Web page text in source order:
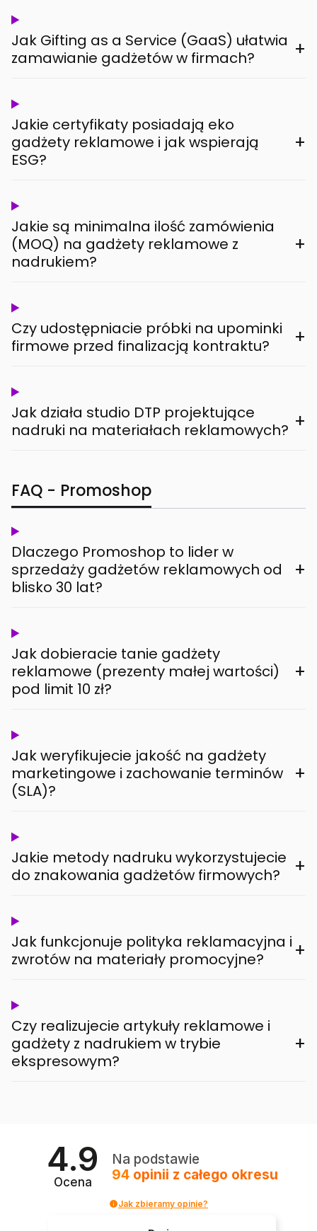
Jak Gifting as a Service (GaaS) ułatwia
zamawianie gadżetów w firmach?
+
Jakie certyfikaty posiadają eko
gadżety reklamowe i jak wspierają
ESG?
+
Jakie są minimalna ilość zamówienia
(MOQ) na gadżety reklamowe z
nadrukiem?
+
Czy udostępniacie próbki na upominki
firmowe przed finalizacją kontraktu?
+
Jak działa studio DTP projektujące
nadruki na materiałach reklamowych? +
FAQ - Promoshop
Dlaczego Promoshop to lider w
sprzedaży gadżetów reklamowych od
blisko 30 lat?
+
Jak dobieracie tanie gadżety
reklamowe (prezenty małej wartości)
pod limit 10 zł?
+
Jak weryfikujecie jakość na gadżety
marketingowe i zachowanie terminów
(SLA)?
+
Jakie metody nadruku wykorzystujecie
do znakowania gadżetów firmowych?
+
Jak funkcjonuje polityka reklamacyjna i
zwrotów na materiały promocyjne?
+
Czy realizujecie artykuły reklamowe i
gadżety z nadrukiem w trybie
ekspresowym?
+
4.9
Ocena
Na podstawie
94 opinii z całego okresu
Jak zbieramy opinie?